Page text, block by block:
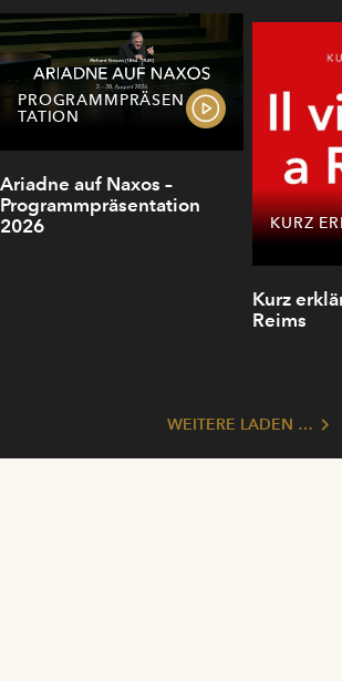
PROGRAMMPRÄSEN
TATION
Ariadne auf Naxos –
Programmpräsentation
2026
KURZ
Kurz
Reims
WEITERE LADEN …